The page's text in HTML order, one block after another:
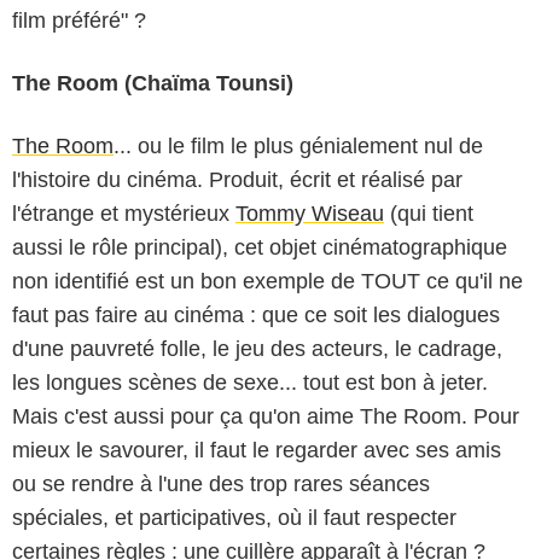
film préféré" ?
The Room (Chaïma Tounsi)
The Room... ou le film le plus génialement nul de
l'histoire du cinéma. Produit, écrit et réalisé par
l'étrange et mystérieux Tommy Wiseau (qui tient
aussi le rôle principal), cet objet cinématographique
non identifié est un bon exemple de TOUT ce qu'il ne
faut pas faire au cinéma : que ce soit les dialogues
d'une pauvreté folle, le jeu des acteurs, le cadrage,
les longues scènes de sexe... tout est bon à jeter.
Mais c'est aussi pour ça qu'on aime The Room. Pour
mieux le savourer, il faut le regarder avec ses amis
ou se rendre à l'une des trop rares séances
spéciales, et participatives, où il faut respecter
certaines règles : une cuillère apparaît à l'écran ?